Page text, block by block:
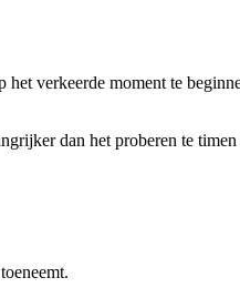
verkeerde moment te
dan het proberen te